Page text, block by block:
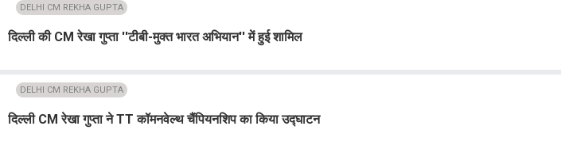
DELHI CM REKHA GUPTA
दिल्ली की CM रेखा गुप्ता ''टीबी-मुक्त भारत अभियान'' में हुई शामिल
DELHI CM REKHA GUPTA
दिल्ली CM रेखा गुप्ता ने TT कॉमनवेल्थ चैंपियनशिप का किया उद्घाटन